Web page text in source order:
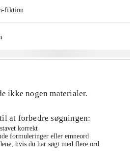
fiktion
ikke nogen materialer.
at forbedre søgningen:
korrekt
formuleringer eller emneord
hvis du har søgt med flere ord